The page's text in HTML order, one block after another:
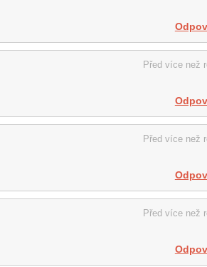
Před více než
Před více než
Před více než